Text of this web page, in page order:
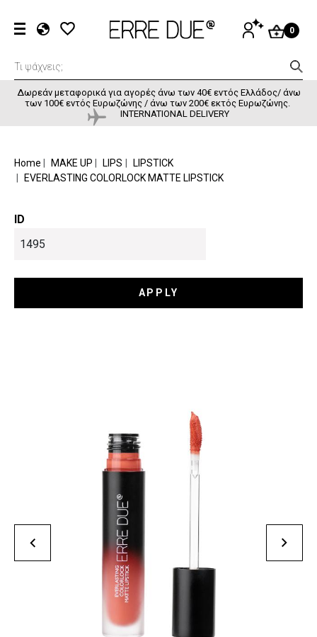
EN
FR
User
ΕΊΣΟΔΟΣ0
Δωρεάν μεταφορικά για αγορές άνω των 40€ εντός Ελλάδος/ άνω
των 100€ εντός Ευρωζώνης / άνω των 200€ εκτός Ευρωζώνης.
INTERNATIONAL DELIVERY
BREADCRUMB
Home MAKE UP LIPS
LIPSTICK
EVERLASTING COLORLOCK MATTE LIPSTICK
ID